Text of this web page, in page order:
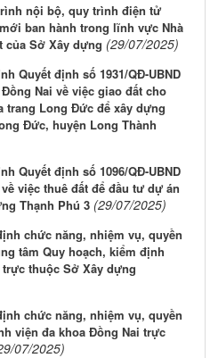
nội bộ, quy trình điện tử
ban hành trong lĩnh vực Nhà
của Sở Xây dựng (29/07/2025)
Quyết định số 1931/QĐ-UBND
Nai về việc giao đất cho
trang Long Đức để xây dựng
Đức, huyện Long Thành
Quyết định số 1096/QĐ-UBND
việc thuê đất để đầu tư dự án
Thạnh Phú 3 (29/07/2025)
chức năng, nhiệm vụ, quyền
tâm Quy hoạch, kiểm định
thuộc Sở Xây dựng
chức năng, nhiệm vụ, quyền
viện đa khoa Đồng Nai trực
07/2025)